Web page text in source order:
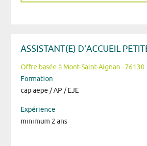
ASSISTANT(E) D’ACCUEIL
Offre basée à Mont-Saint-Aignan - 76130
Formation
cap aepe / AP / EJE
Expérience
minimum 2 ans